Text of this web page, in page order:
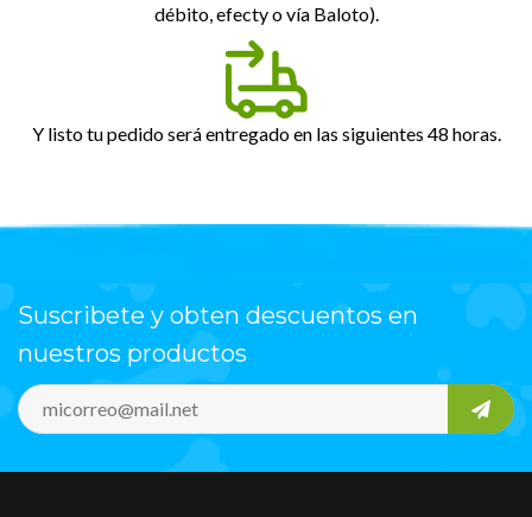
débito, efecty o vía Baloto).
Y listo tu pedido será entregado en las siguientes 48 horas.
Suscribete y obten descuentos en
nuestros productos